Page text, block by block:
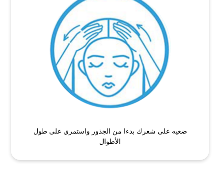
ضعيه على شعرك بدءا من الجذور واستمري على طول
الأطوال